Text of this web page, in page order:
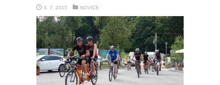
3. 7. 2015 NOVICE